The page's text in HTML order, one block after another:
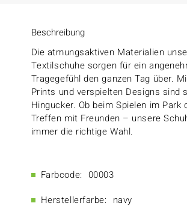
Beschreibung
Die atmungsaktiven Materialien
Textilschuhe sorgen für ein
Tragegefühl den ganzen Tag über.
Prints und verspielten Designs sind
Hingucker. Ob beim Spielen im Park
Treffen mit Freunden – unsere
immer die richtige Wahl.
Farbcode: 00003
Herstellerfarbe: navy